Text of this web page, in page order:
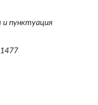
пунктуация